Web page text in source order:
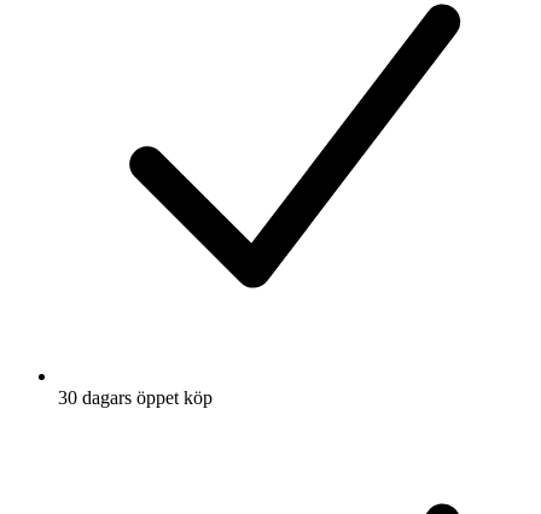
30 dagars öppet köp